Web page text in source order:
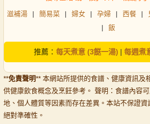
滋補湯 | 簡易菜 | 婦女 | 孕婦 | 西餐 |
|
飯
推薦： 每天煮意 (3餸一湯)| 每週煮
**免責聲明** 本網站所提供的食譜、健康資訊及
供健康飲食概念及烹飪參考。 聲明：食譜內容
地、個人體質等因素而存在差異。本站不保證
絕對準確性。